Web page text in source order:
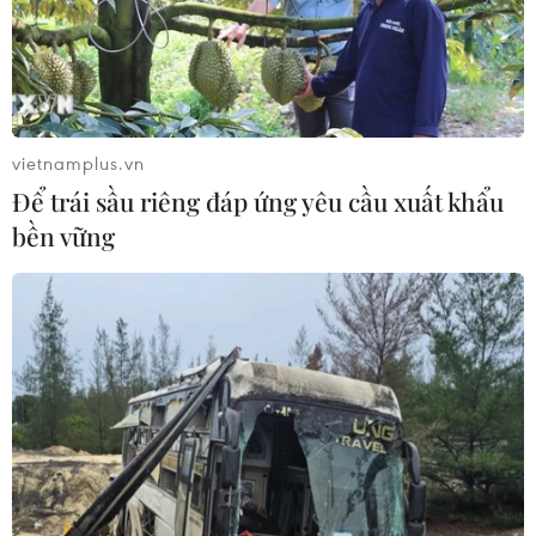
NAPAS, BIDV và Weixin Pay mở rộng
thanh toán QR Việt Nam-Trung
Quốc
06/08/2026 07:34
Làn sóng tấn công mạng nhằm vào
các quỹ đầu cơ lớn của Mỹ
06/08/2026 06:47
Đồng USD trước bước ngoặt do đồng
yen mạnh lên và số liệu việc làm Mỹ
06/08/2026 05:14
Lãi suất ngân hàng ngày 6/8: Kỳ hạn
vietnamplus.vn
Để trái sầu riêng đáp ứng yêu cầu xuất khẩu
bền vững